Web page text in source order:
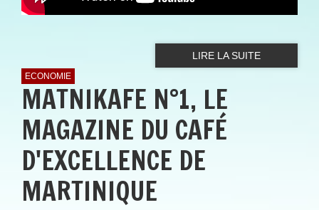
LIRE LA SUITE
ECONOMIE
MATNIKAFE N°1, LE
MAGAZINE DU CAFÉ
D'EXCELLENCE DE
MARTINIQUE